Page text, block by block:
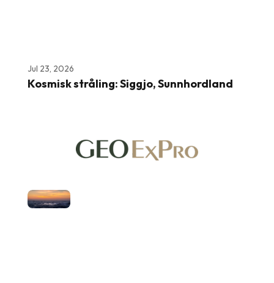
Jul 23, 2026
Kosmisk stråling: Siggjo, Sunnhordland